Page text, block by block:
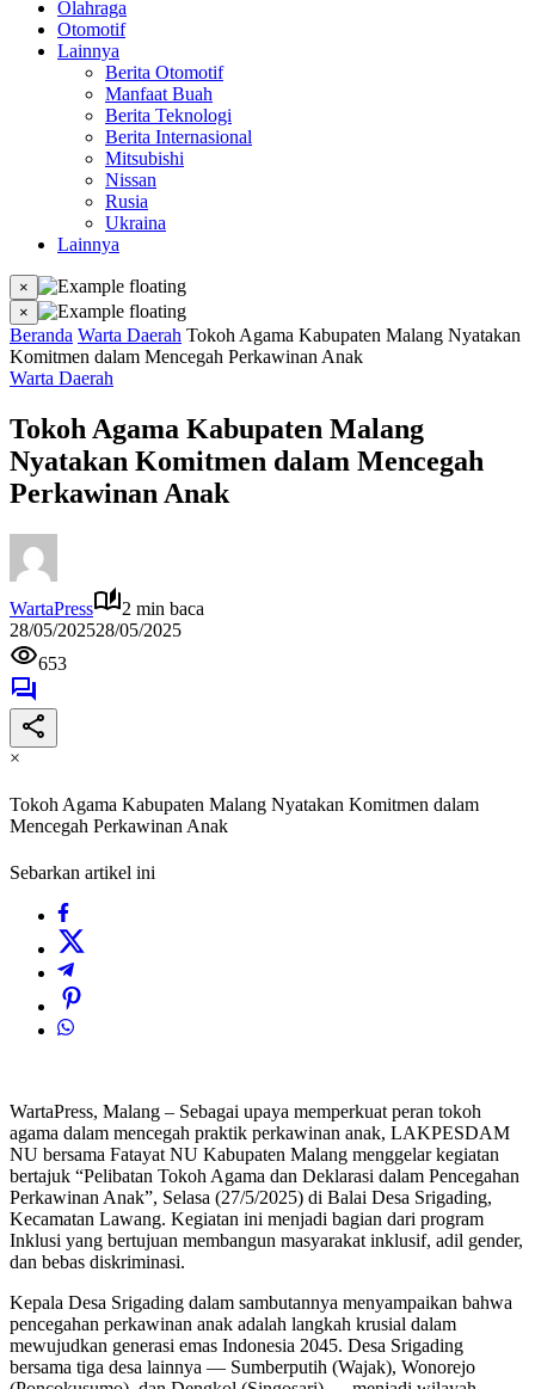
Olahraga
Otomotif
Lainnya
Berita Otomotif
Manfaat Buah
Berita Teknologi
Berita Internasional
Mitsubishi
Nissan
Rusia
Ukraina
Lainnya
×
×
Beranda Warta Daerah Tokoh Agama Kabupaten Malang Nyatakan
Komitmen dalam Mencegah Perkawinan Anak
Warta Daerah
Tokoh Agama Kabupaten Malang
Nyatakan Komitmen dalam Mencegah
Perkawinan Anak
WartaPress
2 min baca
28/05/202528/05/2025
653
×
Tokoh Agama Kabupaten Malang Nyatakan Komitmen dalam
Mencegah Perkawinan Anak
Sebarkan artikel ini
WartaPress, Malang – Sebagai upaya memperkuat peran tokoh
agama dalam mencegah praktik perkawinan anak, LAKPESDAM
NU bersama Fatayat NU Kabupaten Malang menggelar kegiatan
bertajuk “Pelibatan Tokoh Agama dan Deklarasi dalam Pencegahan
Perkawinan Anak”, Selasa (27/5/2025) di Balai Desa Srigading,
Kecamatan Lawang. Kegiatan ini menjadi bagian dari program
Inklusi yang bertujuan membangun masyarakat inklusif, adil gender,
dan bebas diskriminasi.
Kepala Desa Srigading dalam sambutannya menyampaikan bahwa
pencegahan perkawinan anak adalah langkah krusial dalam
mewujudkan generasi emas Indonesia 2045. Desa Srigading
bersama tiga desa lainnya — Sumberputih (Wajak), Wonorejo